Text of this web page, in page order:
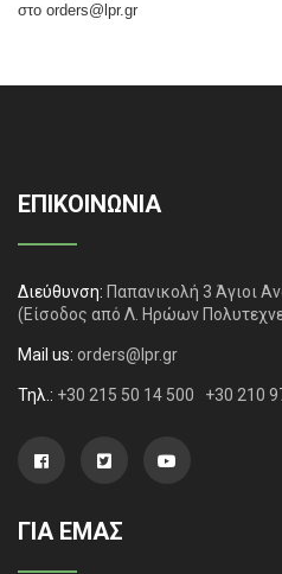
στο orders@lpr.gr
ΕΠΙΚΟΙΝΩΝΙΑ
Διεύθυνση: Παπανικολή 3 Άγιοι
(Είσοδος από Λ. Ηρώων
Mail us: orders@lpr.gr
Τηλ.: +30 215 50 14 500 +30 210
ΓΙΑ ΕΜΑΣ